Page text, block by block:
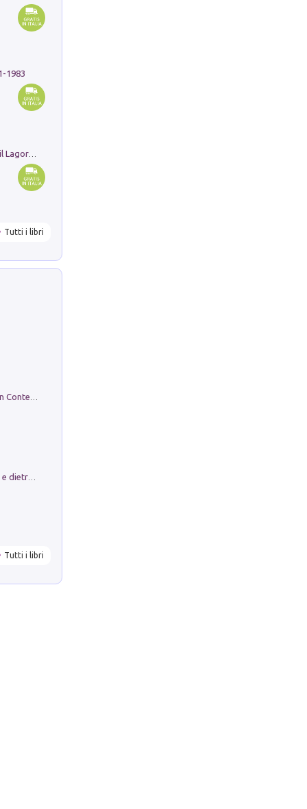
1983
Tutti i libri
in alto! Livello A1. Con CD-Audio. Con Contenuto digitale per accesso on line
Tutti i libri